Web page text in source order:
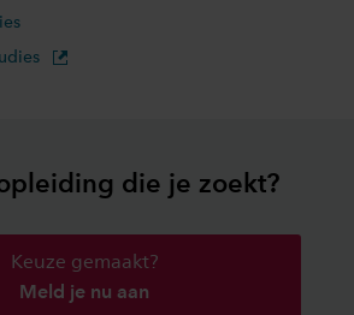
die je zoekt?
Keuze gemaakt?
Meld je nu aan